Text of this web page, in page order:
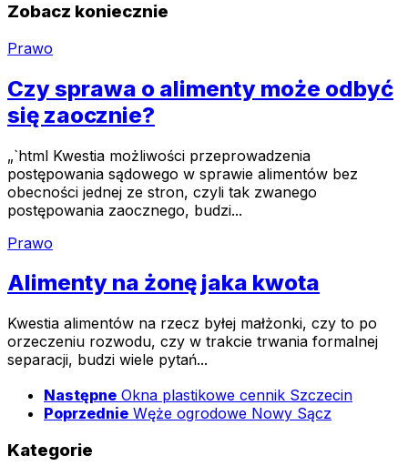
Zobacz koniecznie
Prawo
Czy sprawa o alimenty może odbyć
się zaocznie?
„`html Kwestia możliwości przeprowadzenia
postępowania sądowego w sprawie alimentów bez
obecności jednej ze stron, czyli tak zwanego
postępowania zaocznego, budzi...
Prawo
Alimenty na żonę jaka kwota
Kwestia alimentów na rzecz byłej małżonki, czy to po
orzeczeniu rozwodu, czy w trakcie trwania formalnej
separacji, budzi wiele pytań...
Następne Okna plastikowe cennik Szczecin
Poprzednie Węże ogrodowe Nowy Sącz
Kategorie